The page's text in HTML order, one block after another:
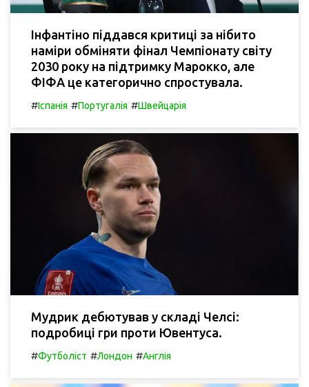
Інфантіно піддався критиці за нібито
наміри обміняти фінал Чемпіонату світу
2030 року на підтримку Марокко, але
ФІФА це категорично спростувала.
#Іспанія #Португалія #Швейцарія
Мудрик дебютував у складі Челсі:
подробиці гри проти Ювентуса.
#Футболіст #Лондон #Англія